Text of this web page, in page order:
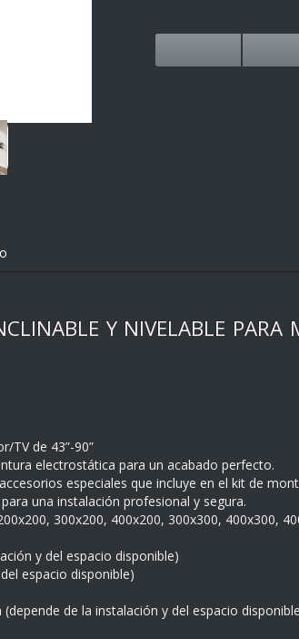
Y NIVELABLE
TV de 43”-90”
electrostática para un acabado perfecto.
especiales que incluye en el kit de
una instalación profesional y segura.
300x200, 400x200, 300x300, 400x300,
y del espacio disponible)
espacio disponible)
de la instalación y del espacio